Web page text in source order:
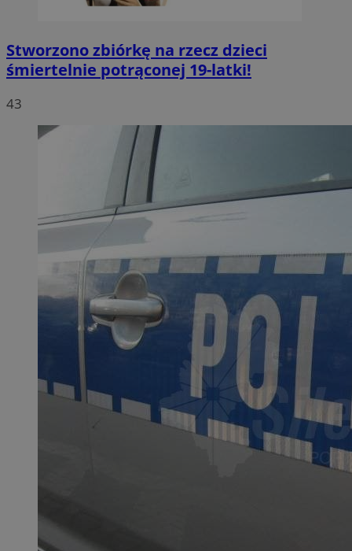
Stworzono zbiórkę na rzecz dzieci
śmiertelnie potrąconej 19-latki!
43